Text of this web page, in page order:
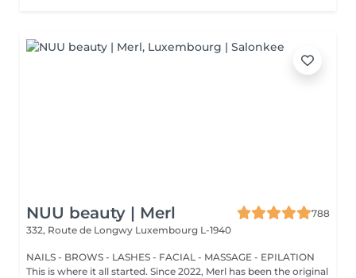
NUU beauty | Merl
788
332, Route de Longwy Luxembourg L-1940
NAILS - BROWS - LASHES - FACIAL - MASSAGE - EPILATION
This is where it all started. Since 2022, Merl has been the original